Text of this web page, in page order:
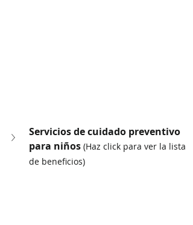
Servicios de cuidado preventivo
para niños (Haz click para ver la lista
de beneficios)